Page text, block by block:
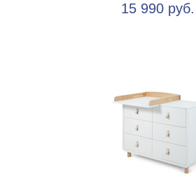
15 990 руб.